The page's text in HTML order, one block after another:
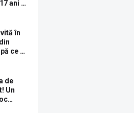
ani s-
4
în
în
ce a
prin
de
Un
în timp